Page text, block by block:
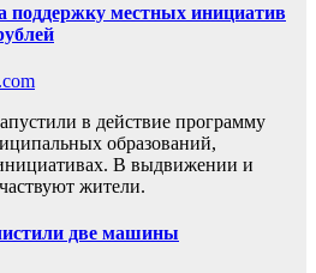
местных инициатив
в действие программу
образований,
В выдвижении и
жители.
две машины